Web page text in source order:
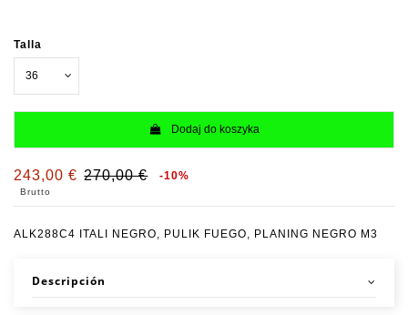
Talla
Dodaj do koszyka
243,00 € 270,00 € -10%
Brutto
ALK288C4 ITALI NEGRO, PULIK FUEGO, PLANING NEGRO M3
Descripción